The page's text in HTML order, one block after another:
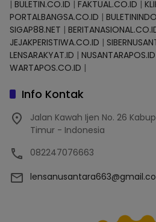
| BULETIN.CO.ID | FAKTUAL.CO.ID |
PORTALBANGSA.CO.ID |
SIGAP88.NET |
JEJAKPERISTIWA.CO.ID |
LENSARAKYAT.ID | NUSANTARAPOS.ID
WARTAPOS.CO.ID |
Info Kontak
Jalan Kawah Ijen No. 26
Timur - Indonesia
082247076663